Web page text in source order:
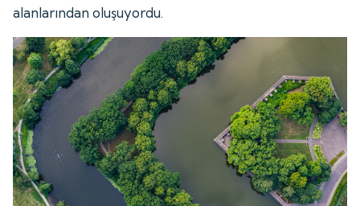
alanlarından oluşuyordu.